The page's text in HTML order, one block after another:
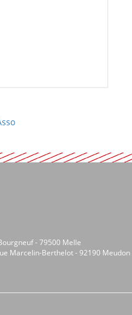
- 79500 Melle
Marcelin-Berthelot - 92190 Meudon